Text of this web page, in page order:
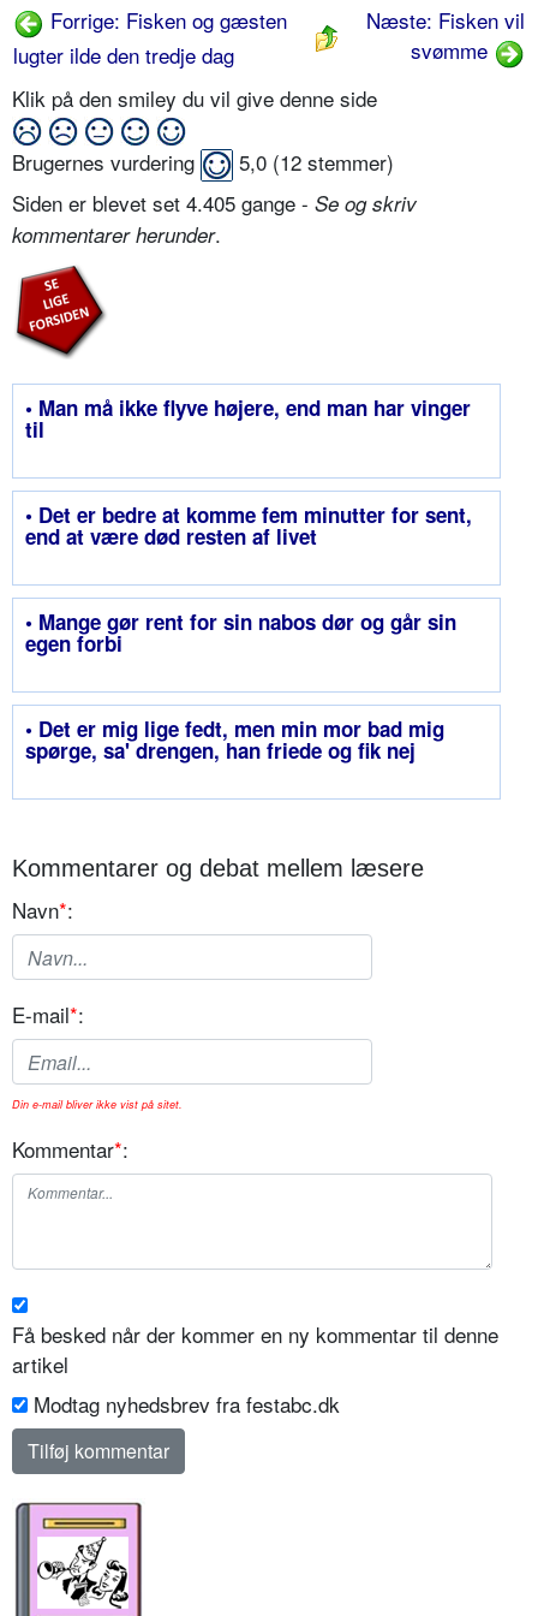
Forrige: Fisken og gæsten
lugter ilde den tredje dag
Næste: Fisken vil
svømme
Klik på den smiley du vil give denne side
Brugernes vurdering 5,0 (12 stemmer)
Siden er blevet set 4.405 gange - Se og skriv
kommentarer herunder.
• Man må ikke flyve højere, end man har vinger
til
• Det er bedre at komme fem minutter for sent,
end at være død resten af livet
• Mange gør rent for sin nabos dør og går sin
egen forbi
• Det er mig lige fedt, men min mor bad mig
spørge, sa' drengen, han friede og fik nej
Kommentarer og debat mellem læsere
Navn*:
E-mail*:
Din e-mail bliver ikke vist på sitet.
Kommentar*:
Få besked når der kommer en ny kommentar til denne
artikel
Modtag nyhedsbrev fra festabc.dk